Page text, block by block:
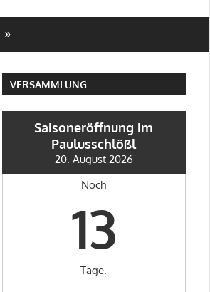
VERSAMMLUNG
Saisoneröffnung im
Paulusschlößl
20. August 2026
Noch
13
Tage.